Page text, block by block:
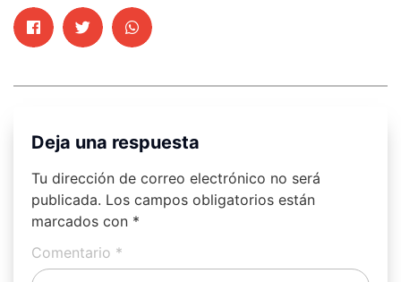
Deja una respuesta
Tu dirección de correo electrónico no será
publicada. Los campos obligatorios están
marcados con *
Comentario *